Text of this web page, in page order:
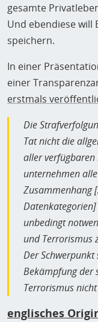
gesamte
Und ebendiese will
speichern.
In einer
einer
erstmals
Die
Tat nicht die
aller
unternehmen
Zusammenhang
unbedingt
und Terrorismus
Der
Bekämpfung der
Terrorismus
englisches